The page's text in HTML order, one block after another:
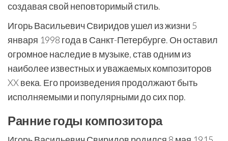
создавая свой неповторимый стиль.
Игорь Васильевич Свиридов ушел из жизни 5
января 1998 года в Санкт-Петербурге. Он оставил
огромное наследие в музыке, став одним из
наиболее известных и уважаемых композиторов
XX века. Его произведения продолжают быть
исполняемыми и популярными до сих пор.
Ранние годы композитора